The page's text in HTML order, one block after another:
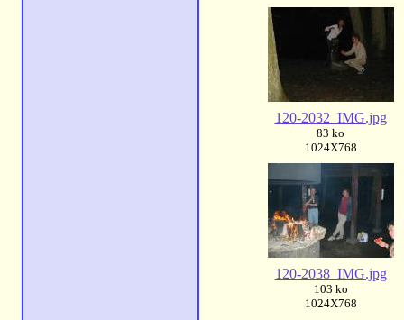
120-2032_IMG.jpg
83 ko
1024X768
120-2038_IMG.jpg
103 ko
1024X768